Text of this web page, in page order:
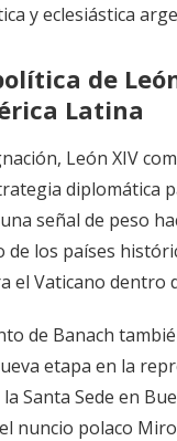
y eclesiástica
de
Latina
León XIV
diplomática
señal de peso
de los países
el Vaticano dentro
de Banach
etapa en la
Santa Sede en
nuncio polaco